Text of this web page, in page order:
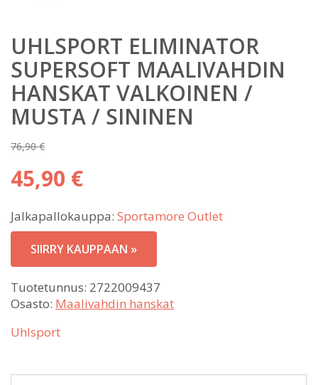
UHLSPORT ELIMINATOR
SUPERSOFT MAALIVAHDIN
HANSKAT VALKOINEN /
MUSTA / SININEN
76,90€
Alkuperäinen
hinta
76,90 €.
45,90 €
hinta
on:
45,90 €.
Jalkapallokauppa: Sportamore Outlet
SIIRRY KAUPPAAN »
Tuotetunnus: 2722009437
Osasto: Maalivahdin hanskat
Uhlsport